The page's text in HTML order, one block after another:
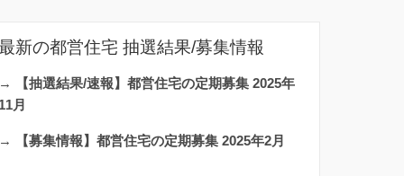
新の都営住宅 抽選結果/募集情報
【抽選結果/速報】都営住宅の定期募集 2025年
月
【募集情報】都営住宅の定期募集 2025年2月